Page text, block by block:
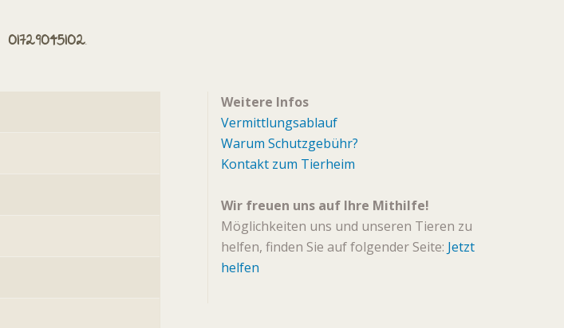
01729045102.
Weitere Infos
Vermittlungsablauf
Warum Schutzgebühr?
Kontakt zum Tierheim
Wir freuen uns auf Ihre Mithilfe!
Möglichkeiten uns und unseren Tieren zu
helfen, finden Sie auf folgender Seite: Jetzt
helfen